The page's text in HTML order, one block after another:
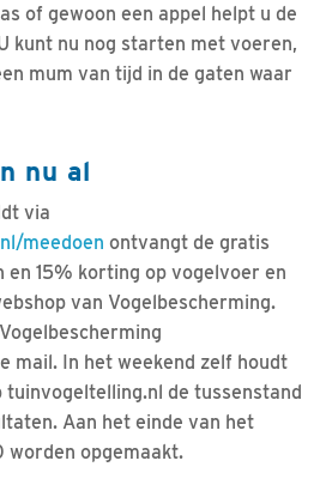
of gewoon een appel helpt u de
kunt nu nog starten met voeren,
mum van tijd in de gaten waar
nu al
via
meedoen ontvangt de gratis
en 15% korting op vogelvoer en
van Vogelbescherming.
mail. In het weekend zelf houdt
tuinvogeltelling.nl de tussenstand
Aan het einde van het
worden opgemaakt.